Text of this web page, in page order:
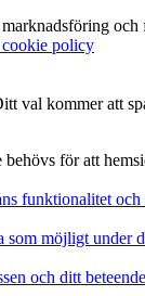
policy
val kommer att
för att
funktionalitet
som möjligt
och ditt